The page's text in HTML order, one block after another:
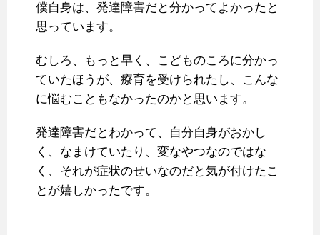
僕自身は、発達障害だと分かってよかったと
思っています。
むしろ、もっと早く、こどものころに分かっ
ていたほうが、療育を受けられたし、こんな
に悩むこともなかったのかと思います。
発達障害だとわかって、自分自身がおかし
く、なまけていたり、変なやつなのではな
く、それが症状のせいなのだと気が付けたこ
とが嬉しかったです。